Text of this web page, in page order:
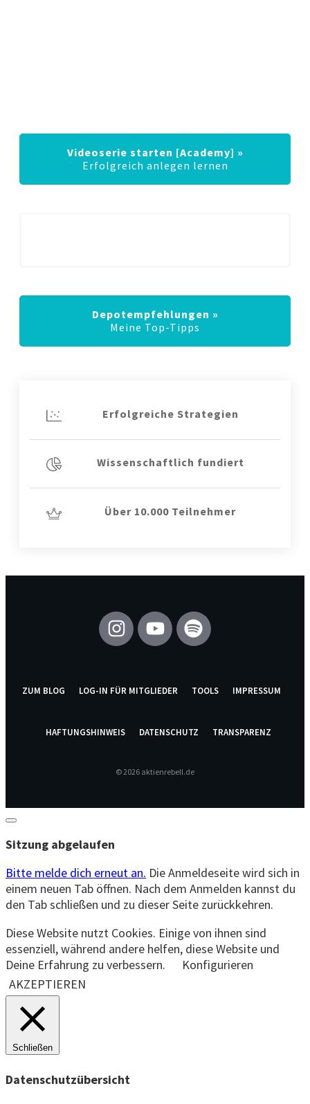
Videoserie starten [Academy] »
Erfolgreich anlegen lernen
Depotempfehlungen »
Meine Top-Tipps
Erfolgreiche Strategien
Wissenschaftlich fundiert
Über 10.000 Teilnehmer
ZUM BLOG LOG-IN FÜR MITGLIEDER TOOLS IMPRESSUM
HAFTUNGSHINWEIS DATENSCHUTZ TRANSPARENZ
© 2026 aktienrebell.de
Dialog
Sitzung abgelaufen
Bitte melde dich erneut an. Die Anmeldeseite wird sich in
einem neuen Tab öffnen. Nach dem Anmelden kannst du
den Tab schließen und zu dieser Seite zurückkehren.
Diese Website nutzt Cookies. Einige von ihnen sind
essenziell, während andere helfen, diese Website und
Deine Erfahrung zu verbessern.
Konfigurieren
AKZEPTIEREN
Schließen
Datenschutzübersicht